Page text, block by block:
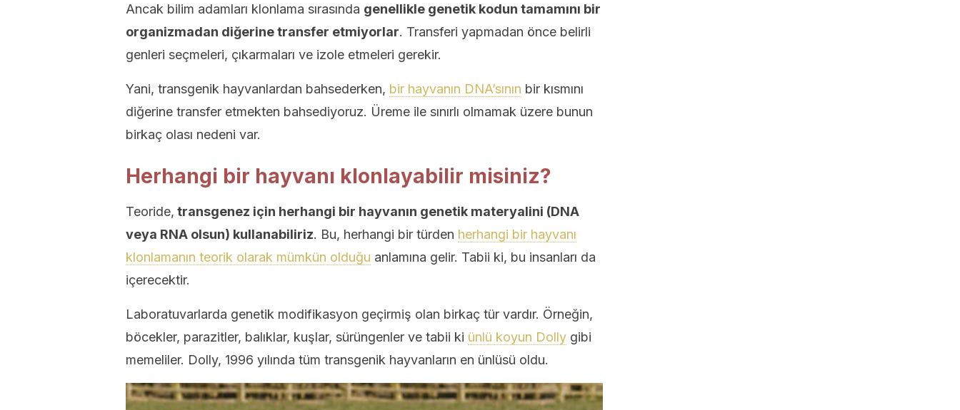
Ancak bilim adamları klonlama sırasında genellikle genetik kodun tamamını bir
organizmadan diğerine transfer etmiyorlar. Transferi yapmadan önce belirli
genleri seçmeleri, çıkarmaları ve izole etmeleri gerekir.
Yani, transgenik hayvanlardan bahsederken, bir hayvanın DNA’sının bir kısmını
diğerine transfer etmekten bahsediyoruz. Üreme ile sınırlı olmamak üzere bunun
birkaç olası nedeni var.
Herhangi bir hayvanı klonlayabilir misiniz?
Teoride, transgenez için herhangi bir hayvanın genetik materyalini (DNA
veya RNA olsun) kullanabiliriz. Bu, herhangi bir türden herhangi bir hayvanı
klonlamanın teorik olarak mümkün olduğu anlamına gelir. Tabii ki, bu insanları da
içerecektir.
Laboratuvarlarda genetik modifikasyon geçirmiş olan birkaç tür vardır. Örneğin,
böcekler, parazitler, balıklar, kuşlar, sürüngenler ve tabii ki ünlü koyun Dolly gibi
memeliler. Dolly, 1996 yılında tüm transgenik hayvanların en ünlüsü oldu.